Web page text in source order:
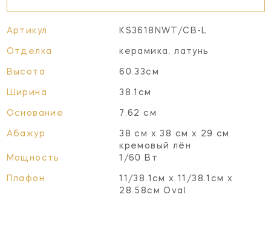
Артикул KS3618NWT/CB-L
Отделка керамика, латунь
Высота 60.33см
Ширина 38.1см
Основание 7.62 см
Абажур
38 см x 38 см x 29 см
кремовый лён
Мощность
1/60 Вт
Плафон
11/38.1см x 11/38.1см x
28.58см Oval